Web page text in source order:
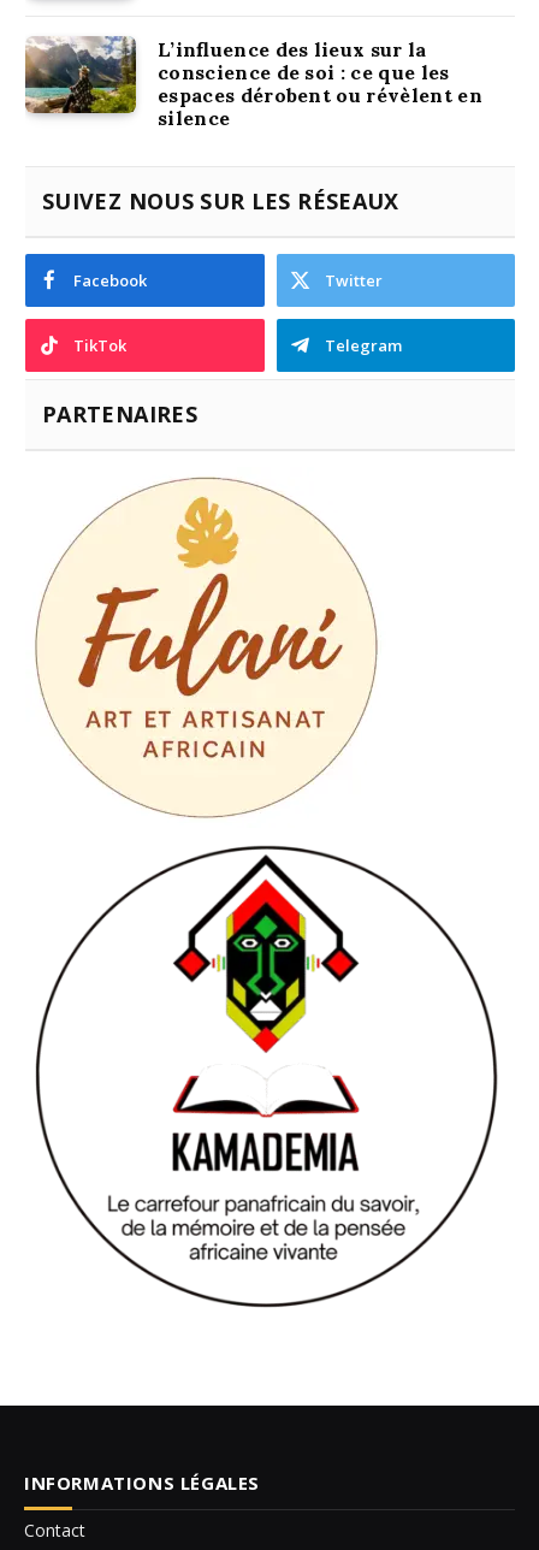
L’influence des lieux sur la
conscience de soi : ce que les
espaces dérobent ou révèlent en
silence
SUIVEZ NOUS SUR LES RÉSEAUX
Facebook Twitter
TikTok Telegram
PARTENAIRES
INFORMATIONS LÉGALES
Contact